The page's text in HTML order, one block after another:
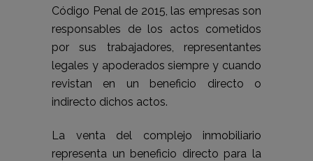
Código Penal de 2015, las empresas son
responsables de los actos cometidos
por sus trabajadores, representantes
legales y apoderados siempre y cuando
revistan en un beneficio directo o
indirecto dichos actos.
La venta del complejo inmobiliario
representa un beneficio directo para la